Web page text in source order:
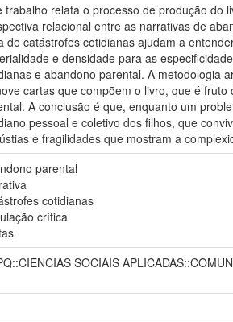
trabalho relata o processo de produção do
relacional entre as narrativas de
de catástrofes cotidianas ajudam a
e densidade para as
e abandono parental. A metodologia
cartas que compõem o livro, que é
A conclusão é que, enquanto um
pessoal e coletivo dos filhos, que
e fragilidades que mostram a
parental
cotidianas
crítica
SOCIAIS